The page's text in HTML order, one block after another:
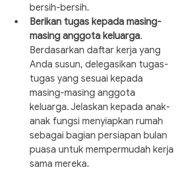
bersih-bersih.
Berikan tugas kepada masing-
masing anggota keluarga.
Berdasarkan daftar kerja yang
Anda susun, delegasikan tugas-
tugas yang sesuai kepada
masing-masing anggota
keluarga. Jelaskan kepada anak-
anak fungsi menyiapkan rumah
sebagai bagian persiapan bulan
puasa untuk mempermudah kerja
sama mereka.